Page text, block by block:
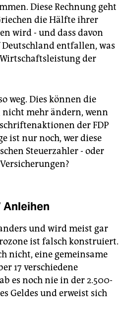
Diese Rechnung geht
die Hälfte ihrer
wird - und dass davon
entfallen, was
der
weg. Dies können die
nicht mehr ändern, wenn
der FDP
ist nur noch, wer diese
Steuerzahler - oder
Anleihen
und wird meist gar
ist falsch konstruiert.
nicht, eine gemeinsame
17 verschiedene
es noch nie in der 2.500-
Geldes und erweist sich